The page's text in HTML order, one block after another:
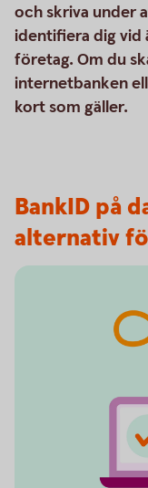
och skriva under
identifiera dig vid
företag. Om du
internetbanken
kort som gäller.
BankID på
alternativ